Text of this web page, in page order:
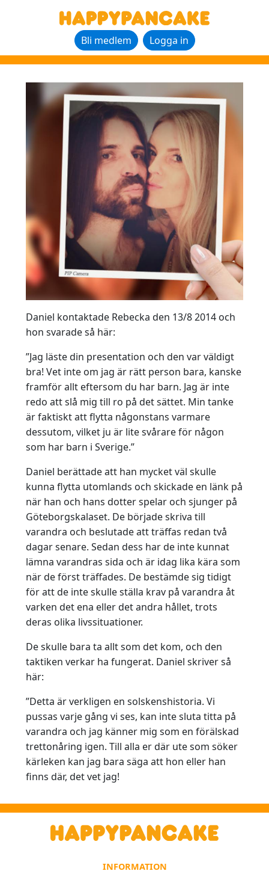
Bli medlem Logga in
Daniel kontaktade Rebecka den 13/8 2014 och
hon svarade så här:
”Jag läste din presentation och den var väldigt
bra! Vet inte om jag är rätt person bara, kanske
framför allt eftersom du har barn. Jag är inte
redo att slå mig till ro på det sättet. Min tanke
är faktiskt att flytta någonstans varmare
dessutom, vilket ju är lite svårare för någon
som har barn i Sverige.”
Daniel berättade att han mycket väl skulle
kunna flytta utomlands och skickade en länk på
när han och hans dotter spelar och sjunger på
Göteborgskalaset. De började skriva till
varandra och beslutade att träffas redan två
dagar senare. Sedan dess har de inte kunnat
lämna varandras sida och är idag lika kära som
när de först träffades. De bestämde sig tidigt
för att de inte skulle ställa krav på varandra åt
varken det ena eller det andra hållet, trots
deras olika livssituationer.
De skulle bara ta allt som det kom, och den
taktiken verkar ha fungerat. Daniel skriver så
här:
”Detta är verkligen en solskenshistoria. Vi
pussas varje gång vi ses, kan inte sluta titta på
varandra och jag känner mig som en förälskad
trettonåring igen. Till alla er där ute som söker
kärleken kan jag bara säga att hon eller han
finns där, det vet jag!
INFORMATION